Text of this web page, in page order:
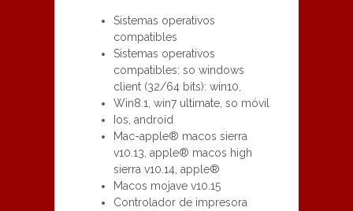
Sistemas operativos
compatibles
Sistemas operativos
compatibles: so windows
client (32/64 bits): win10,
Win8.1, win7 ultimate, so móvil
Ios, android
Mac-apple® macos sierra
v10.13, apple® macos high
sierra v10.14, apple®
Macos mojave v10.15
Controlador de impresora